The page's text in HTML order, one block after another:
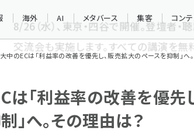
海外 AI メタバース 集客 コン
大中のECは「利益率の改善を優先し、販売拡大のペースを抑制」へ
は「利益率の改善を優先
へ。その理由は？
8/26（水）、東京・四谷で開催。登壇者・
交流会も実施します。すべての講演を無